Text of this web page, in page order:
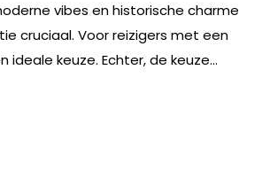
vibes en historische charme
cruciaal. Voor reizigers met een
keuze. Echter, de keuze…